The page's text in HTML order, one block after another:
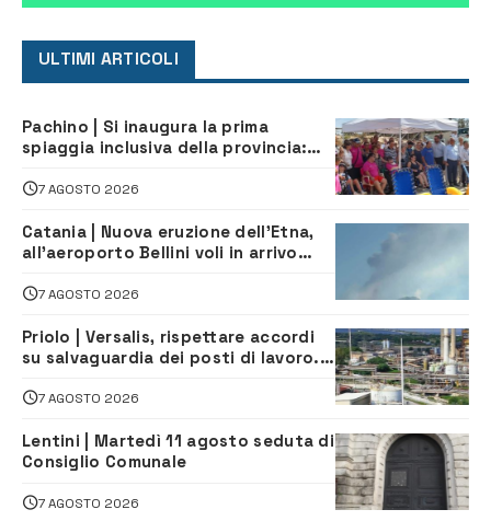
ULTIMI ARTICOLI
Pachino | Si inaugura la prima
spiaggia inclusiva della provincia:
tutti
7 AGOSTO 2026
Catania | Nuova eruzione dell’Etna,
all’aeroporto Bellini voli in arrivo
7 AGOSTO 2026
Priolo | Versalis, rispettare accordi
su salvaguardia dei posti di lavoro. Il
7 AGOSTO 2026
Lentini | Martedì 11 agosto seduta di
Consiglio Comunale
7 AGOSTO 2026